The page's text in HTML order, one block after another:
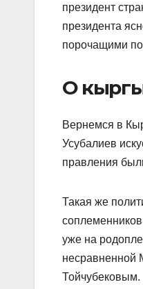
президент
президента
порочащими
О
Вернемся в
Усубалиев
правления
Такая же
уже на
несравненной